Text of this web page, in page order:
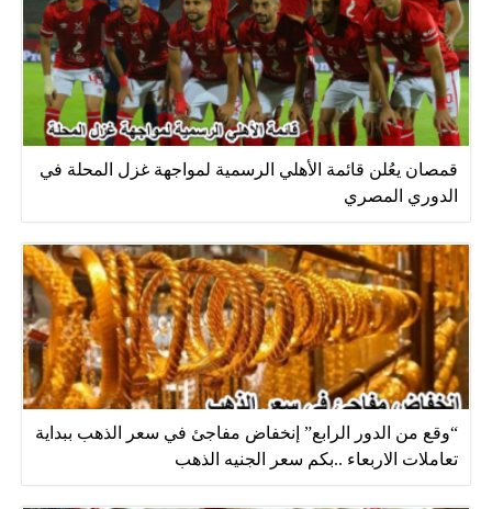
قمصان يعُلن قائمة الأهلي الرسمية لمواجهة غزل المحلة في
الدوري المصري
“وقع من الدور الرابع” إنخفاض مفاجئ في سعر الذهب ببداية
تعاملات الاربعاء ..بكم سعر الجنيه الذهب